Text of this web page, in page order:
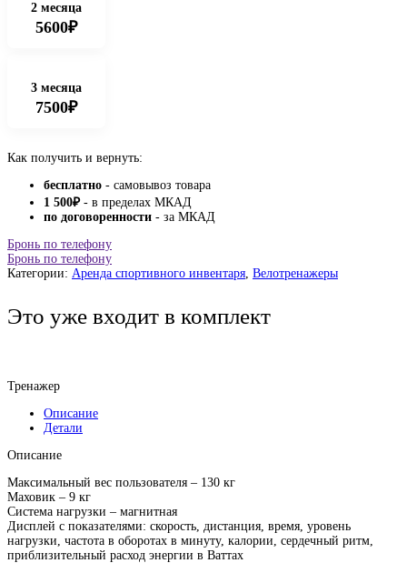
2 месяца
5600₽
3 месяца
7500₽
Как получить и вернуть:
бесплатно - самовывоз товара
1 500₽- в пределах МКАД
по договоренности - за МКАД
Бронь по телефону
Бронь по телефону
Категории: Аренда спортивного инвентаря, Велотренажеры
Это уже входит в комплект
Тренажер
Описание
Детали
Описание
Максимальный вес пользователя – 130 кг
Маховик – 9 кг
Система нагрузки – магнитная
Дисплей с показателями: скорость, дистанция, время, уровень
нагрузки, частота в оборотах в минуту, калории, сердечный ритм,
приблизительный расход энергии в Ваттах